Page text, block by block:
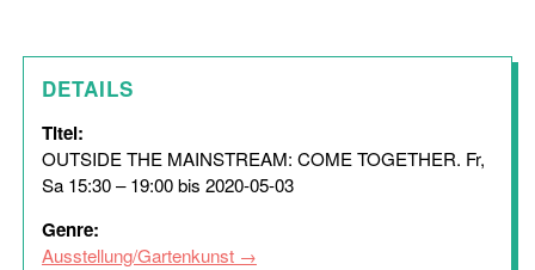
DETAILS
Titel:
OUTSIDE THE MAINSTREAM: COME TOGETHER. Fr,
Sa 15:30 – 19:00 bis 2020-05-03
Genre:
Ausstellung/Gartenkunst